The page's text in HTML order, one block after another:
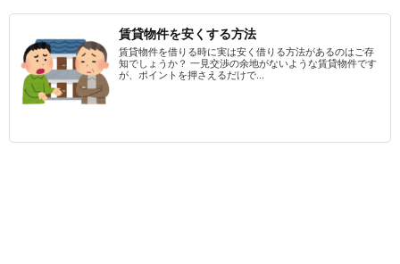
賃貸物件を安くする方法
賃貸物件を借りる時に実は安く借りる方法があるのはご存
知でしょうか？ 一見交渉の余地がないような賃貸物件です
が、ポイントを押さえるだけで...